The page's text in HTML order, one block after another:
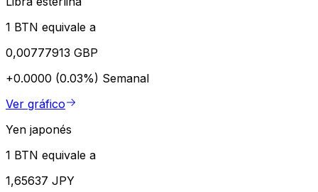
1 BTN equivale a
0,00777913 GBP
+0.0000 (0.03%) Semanal
Ver gráfico
Yen japonés
1 BTN equivale a
1,65637 JPY